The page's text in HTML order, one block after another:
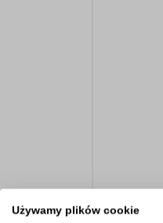
Używamy plików cookie